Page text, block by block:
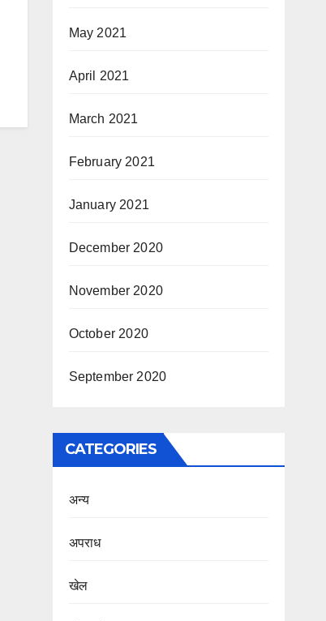
May 2021
April 2021
March 2021
February 2021
January 2021
December 2020
November 2020
October 2020
September 2020
CATEGORIES
अन्य
अपराध
खेल